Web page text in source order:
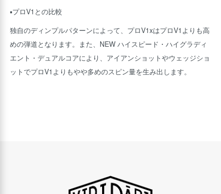
▪プロV1との比較
独自のディンプルパターンによって、プロV1xはプロV1よりも高
めの弾道となります。また、NEW ハイスピード・ハイグラディ
エント・デュアルコアにより、アイアンショットやウェッジショ
ットでプロV1よりもやや多めのスピン量を生み出します。